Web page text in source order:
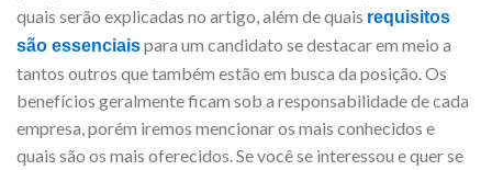
quais serão explicadas no artigo, além de quais requisitos
são essenciaispara um candidato se destacar em meio a
tantos outros que também estão em busca da posição. Os
benefícios geralmente ficam sob a responsabilidade de cada
empresa, porém iremos mencionar os mais conhecidos e
quais são os mais oferecidos. Se você se interessou e quer se